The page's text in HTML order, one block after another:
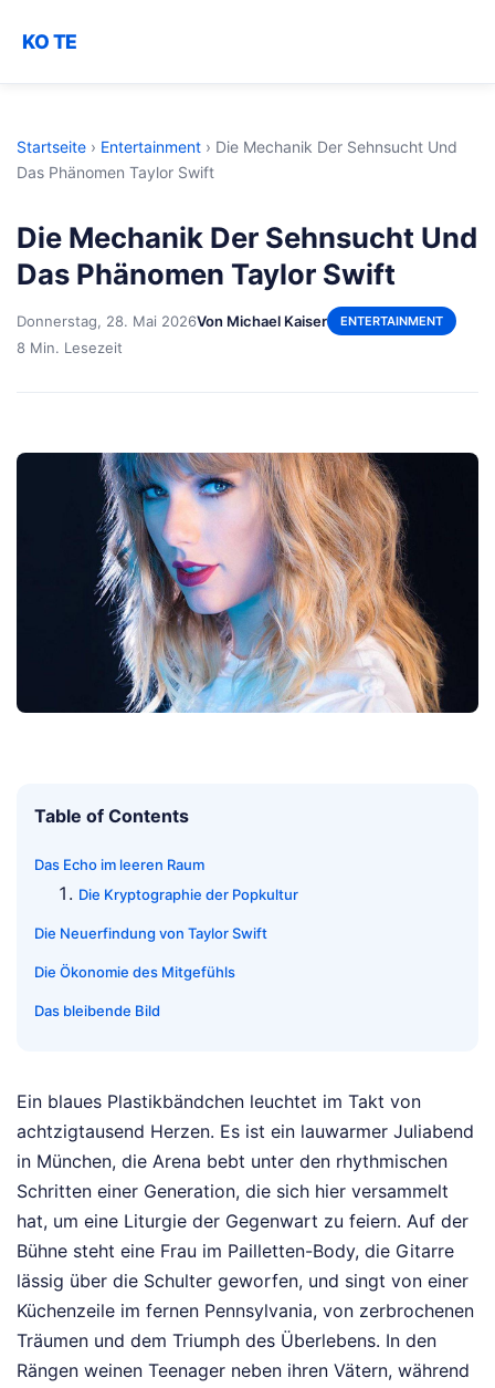
KO TE
Startseite › Entertainment › Die Mechanik Der Sehnsucht Und
Das Phänomen Taylor Swift
Die Mechanik Der Sehnsucht Und
Das Phänomen Taylor Swift
Donnerstag, 28. Mai 2026Von Michael Kaiser ENTERTAINMENT
8 Min. Lesezeit
Table of Contents
Das Echo im leeren Raum
Die Kryptographie der Popkultur
Die Neuerfindung von Taylor Swift
Die Ökonomie des Mitgefühls
Das bleibende Bild
Ein blaues Plastikbändchen leuchtet im Takt von
achtzigtausend Herzen. Es ist ein lauwarmer Juliabend
in München, die Arena bebt unter den rhythmischen
Schritten einer Generation, die sich hier versammelt
hat, um eine Liturgie der Gegenwart zu feiern. Auf der
Bühne steht eine Frau im Pailletten-Body, die Gitarre
lässig über die Schulter geworfen, und singt von einer
Küchenzeile im fernen Pennsylvania, von zerbrochenen
Träumen und dem Triumph des Überlebens. In den
Rängen weinen Teenager neben ihren Vätern, während